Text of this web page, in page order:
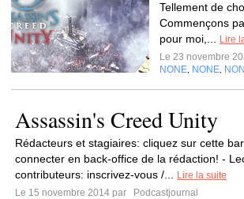
Tellement de
Commençons
pour moi,...
Lire
Le 23 novembre
NONE NONE
Assassin's Creed Unity
Rédacteurs et stagiaires: cliquez sur cette
connecter en back-office de la rédaction! -
contributeurs: inscrivez-vous /...
Lire la suite
Le 15 novembre 2014 par
Podcastjournal